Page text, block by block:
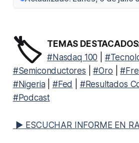
🏷️ TEMAS
#Nasdaq 100
#Semiconductores |#Oro |
#Nigeria| #Fed #Resultados
#Podcast
▶ ESCUCHAR INFORME EN